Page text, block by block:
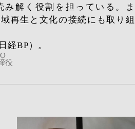
解く役割を担っている。ま
再生と文化の接続にも取り組
経BP）。
役